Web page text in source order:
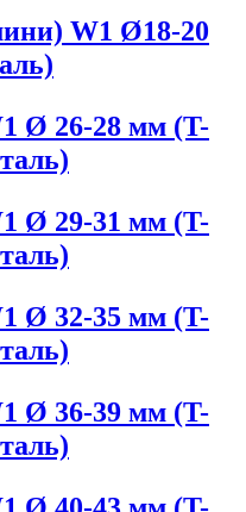
W1 Ø18-20
Ø 26-28 мм (T-
Ø 29-31 мм (T-
Ø 32-35 мм (T-
Ø 36-39 мм (T-